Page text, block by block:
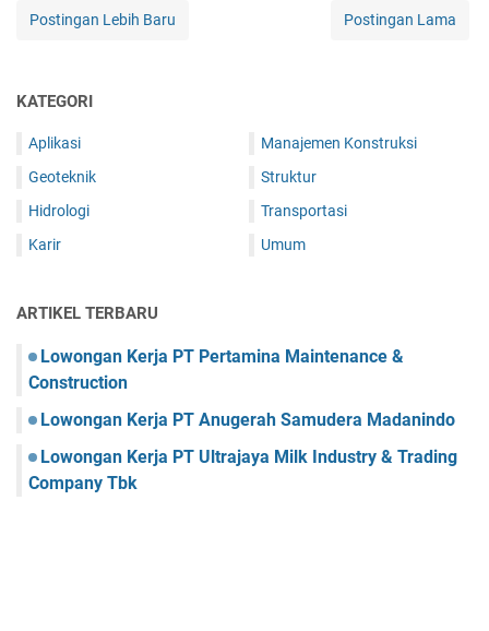
Postingan Lebih Baru Postingan Lama
KATEGORI
Aplikasi
Geoteknik
Hidrologi
Karir
Manajemen Konstruksi
Struktur
Transportasi
Umum
ARTIKEL TERBARU
Lowongan Kerja PT Pertamina Maintenance &
Construction
Lowongan Kerja PT Anugerah Samudera Madanindo
Lowongan Kerja PT Ultrajaya Milk Industry & Trading
Company Tbk